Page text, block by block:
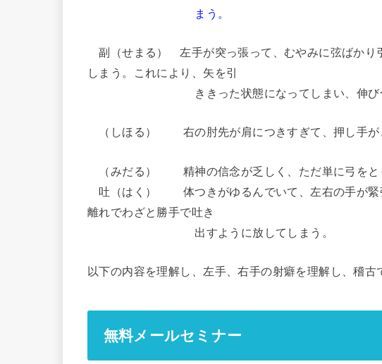
まう。
副（せまる） 左手が突っ張って、むやみに弦ばかり
しまう。これにより、矢を引
ききった状態になってしまい、伸び合いな
（しほる） 右の肘先が肩につきすぎて、押し手が
（みだる） 精神の信念が乏しく、ただ単に弓をと
吐（はく） 体つきがゆるんでいて、左右の手が緊
離れでわざと勝手で吐き
出すように放してしまう。
以下の内容を理解し、左手、右手の射癖を理解し、稽古
無料メールセミナー